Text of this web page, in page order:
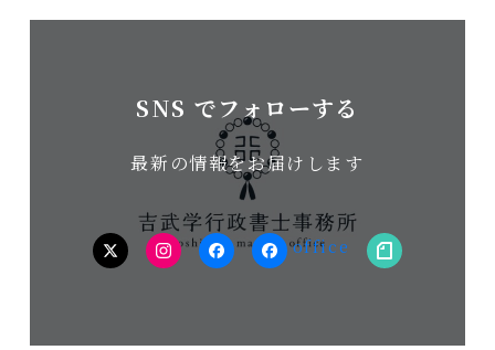
SNS でフォローする
最新の情報をお届けします
twitterInstagramfacebook（個
facebook（事note